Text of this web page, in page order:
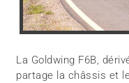
La Goldwing F6B,
partage la châssis et